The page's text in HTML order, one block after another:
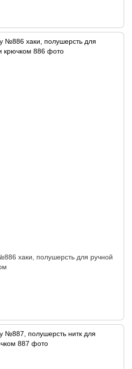
хаки, полушерсть для ручной